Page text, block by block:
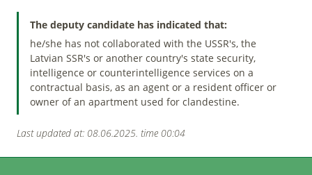
The deputy candidate has indicated that:
he/she has not collaborated with the USSR's, the
Latvian SSR's or another country's state security,
intelligence or counterintelligence services on a
contractual basis, as an agent or a resident officer or
owner of an apartment used for clandestine.
Last updated at: 08.06.2025. time 00:04